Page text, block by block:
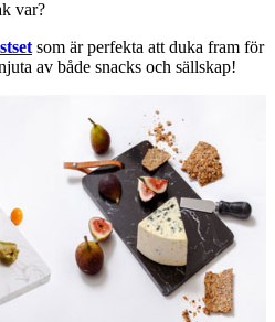
var?
som är perfekta att duka fram för
av både snacks och sällskap!